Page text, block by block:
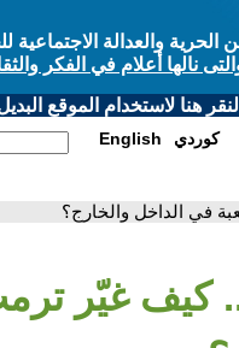
والعدالة الاجتماعية
نالها أعلام في الفكر
هنا لاستخدام الموقع
English كوردي
كيف غيّر